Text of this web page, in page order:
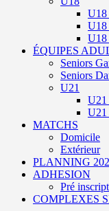
U18
U18
U18
ÉQUIPES
Seniors
Seniors
U21
U21
U21
MATCHS
Domicile
Extérieur
PLANNING
ADHESION
Pré
COMPLEXES